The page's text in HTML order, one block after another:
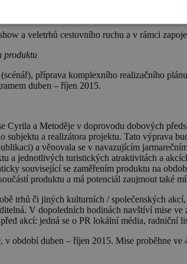
pohlednicový karton 300g, DL formát,
a veletrhů cestovního ruchu a v rámci
produktu
příprava komplexního realizačního
duben – říjen 2015.
Cyrila a Metoděje v doprovodu dobových
subjektu a realizátora projektu. Tato výprava
a věnovala se v navazujícím
a jednotlivých turistických atraktivitách a
související se zaměřením produktu na
produktu a má potenciál zaujmout také
trhů či jiných kulturních / společenských
V dopoledních hodinách navštíví mise
akcí: jedná se o PR lokální média,
v období duben – říjen 2015. Mise proběhne